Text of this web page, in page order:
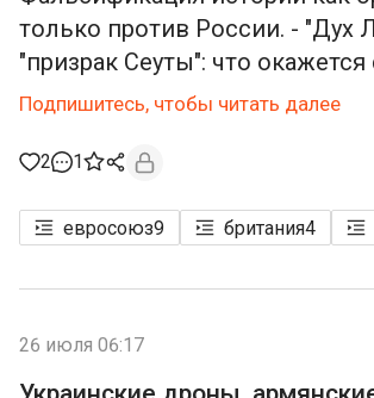
только против России. - "Дух
"призрак Сеуты": что
Подпишитесь, чтобы читать далее
2 1
евросоюз9 британия4
26 июля 06:17